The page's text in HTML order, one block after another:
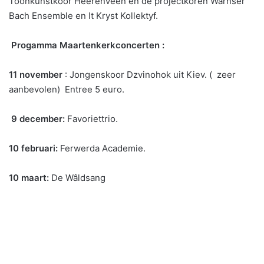
Bach Ensemble en It Kryst Kollektyf.
Progamma Maartenkerkconcerten :
11 november : Jongenskoor Dzvinohok uit Kiev. ( zeer
aanbevolen) Entree 5 euro.
9 december: Favoriettrio.
10 februari: Ferwerda Academie.
10 maart: De Wâldsang